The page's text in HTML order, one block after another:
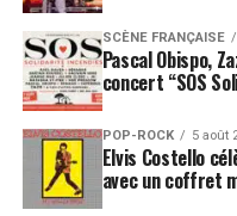
SCÈNE FRANÇAISE
Pascal Obispo,
concert “SOS
POP-ROCK 5 août
Elvis Costello
avec un coffret